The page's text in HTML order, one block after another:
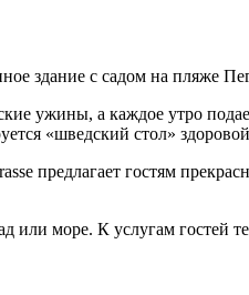
здание с садом на пляже
ужины, а каждое утро
«шведский стол»
предлагает гостям
или море. К услугам гостей